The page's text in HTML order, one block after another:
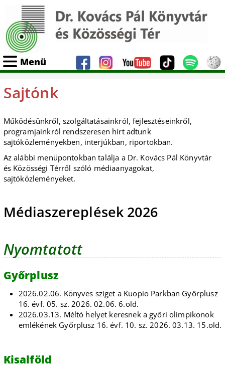
Menü
Sajtónk
Működésünkről, szolgáltatásainkról, fejlesztéseinkről,
programjainkról rendszeresen hírt adtunk
sajtóközleményekben, interjúkban, riportokban.
Az alábbi menüpontokban találja a Dr. Kovács Pál Könyvtár
és Közösségi Térről szóló médiaanyagokat,
sajtóközleményeket.
Médiaszereplések 2026
Nyomtatott
Győrplusz
2026.02.06. Könyves sziget a Kuopio Parkban Győrplusz
16. évf. 05. sz. 2026. 02.06. 6.old.
2026.03.13. Méltó helyet keresnek a győri olimpikonok
emlékének Győrplusz 16. évf. 10. sz. 2026. 03.13. 15.old.
Kisalföld